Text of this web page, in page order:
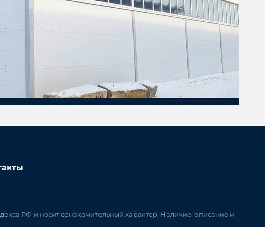
РФ и носит ознакомительный характер. Наличие, описание и